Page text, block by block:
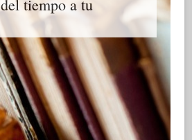
tiempo a tu